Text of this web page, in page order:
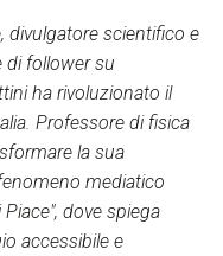
divulgatore scientifico e
di follower su
ha rivoluzionato il
Professore di fisica
la sua
mediatico
dove spiega
accessibile e